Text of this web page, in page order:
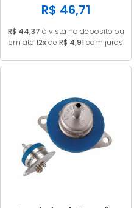
R$ 46,71
R$ 44,37 à vista no deposito ou
em até 12xde R$ 4,91 com juros